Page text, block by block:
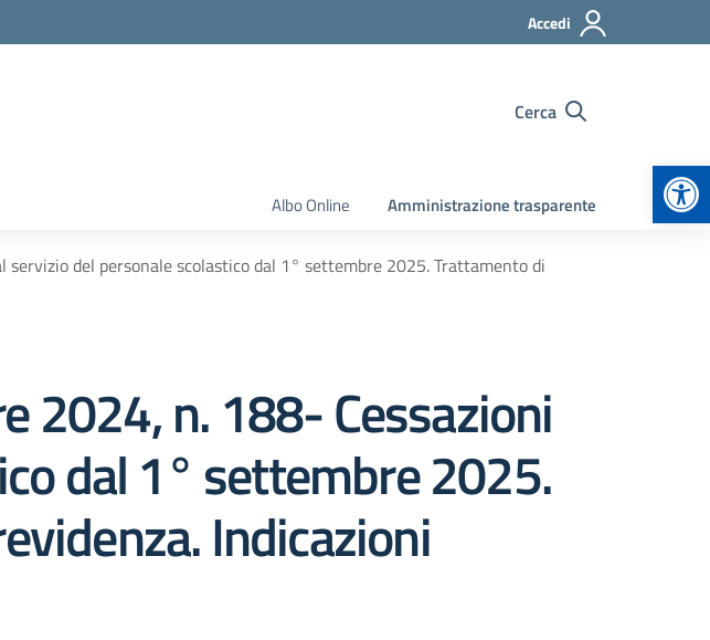
Accedi
Cerca
Albo Online Amministrazione trasparente
del personale scolastico dal 1° settembre 2025. Trattamento di
2024, n. 188- Cessazioni
dal 1° settembre 2025.
Indicazioni